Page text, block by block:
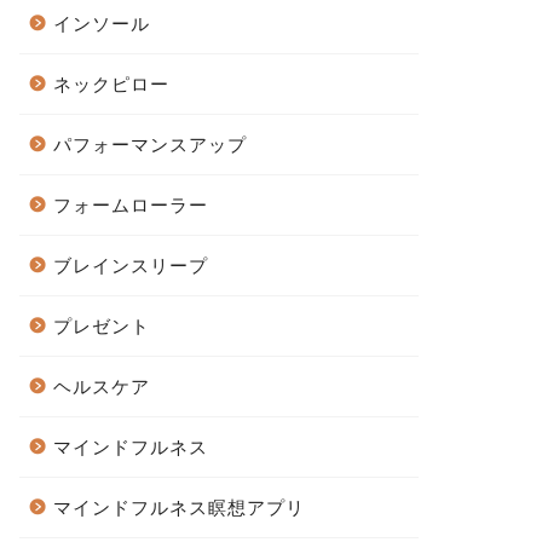
インソール
ネックピロー
パフォーマンスアップ
フォームローラー
ブレインスリープ
プレゼント
ヘルスケア
マインドフルネス
マインドフルネス瞑想アプリ